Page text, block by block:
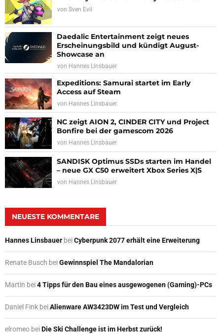
von Sven Evil
Daedalic Entertainment zeigt neues
Erscheinungsbild und kündigt August-
Showcase an
von Hannes Linsbauer
Expeditions: Samurai startet im Early
Access auf Steam
von Hannes Linsbauer
NC zeigt AION 2, CINDER CITY und Project
Bonfire bei der gamescom 2026
von Hannes Linsbauer
SANDISK Optimus SSDs starten im Handel
– neue GX C50 erweitert Xbox Series X|S
von Hannes Linsbauer
NEUESTE KOMMENTARE
Hannes Linsbauer beiCyberpunk 2077 erhält eine Erweiterung
Renate Busch beiGewinnspiel The Mandalorian
Martin bei4 Tipps für den Bau eines ausgewogenen (Gaming)-PCs
Daniel Fink beiAlienware AW3423DW im Test und Vergleich
elromeo beiDie Ski Challenge ist im Herbst zurück!